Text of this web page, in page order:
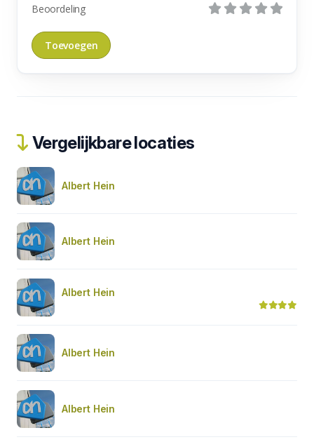
Beoordeling
Vergelijkbare locaties
Albert Hein
Albert Hein
Albert Hein
Albert Hein
Albert Hein